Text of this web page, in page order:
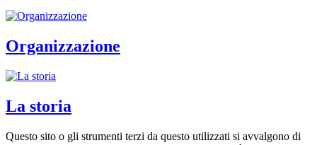
Organizzazione
La storia
Questo sito o gli strumenti terzi da questo utilizzati si avvalgono di